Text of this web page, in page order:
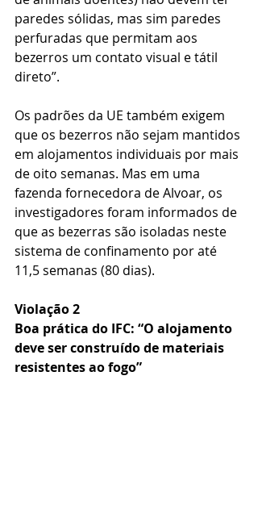
paredes sólidas, mas sim paredes
perfuradas que permitam aos
bezerros um contato visual e tátil
direto”.
Os padrões da UE também exigem
que os bezerros não sejam mantidos
em alojamentos individuais por mais
de oito semanas. Mas em uma
fazenda fornecedora de Alvoar, os
investigadores foram informados de
que as bezerras são isoladas neste
sistema de confinamento por até
11,5 semanas (80 dias).
Violação 2
Boa prática do IFC: “O alojamento
deve ser construído de materiais
resistentes ao fogo”